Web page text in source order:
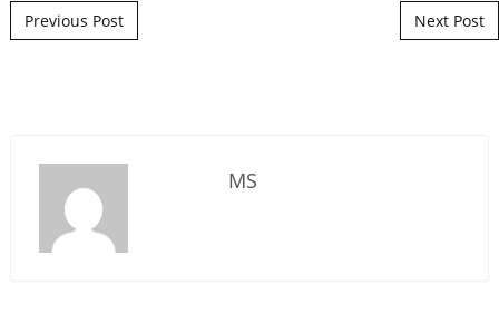
Post navigation
Previous Post Next Post
MS